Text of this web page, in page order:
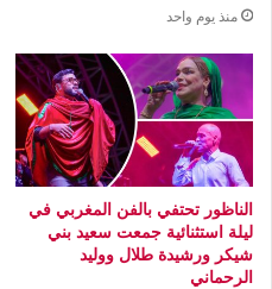
منذ يوم واحد
الناظور تحتفي بالفن المغربي في
ليلة استثنائية جمعت سعيد بني
شيكر ورشيدة طلال ووليد
الرحماني